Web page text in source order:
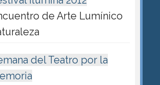
de Arte Lumínico
del Teatro por la